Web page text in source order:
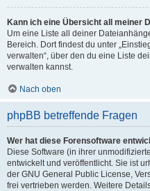
Kann ich eine Übersicht all meiner
Um eine Liste all deiner
Bereich. Dort findest du unter
verwalten“, über den du eine Liste
verwalten kannst.
Nach oben
phpBB betreffende Fragen
Wer hat diese Forensoftware
Diese Software (in ihrer
entwickelt und veröffentlicht. Sie ist
der GNU General Public License,
frei vertrieben werden. Weitere